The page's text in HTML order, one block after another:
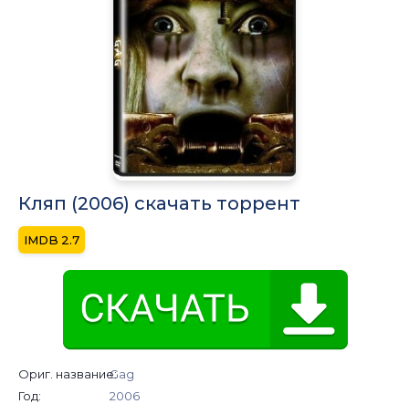
Кляп (2006) скачать торрент
2.7
Ориг. название:Gag
Год:
2006